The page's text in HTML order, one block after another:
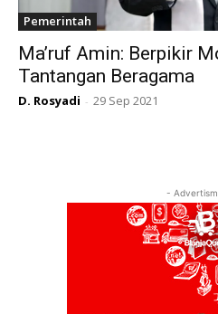
Pemerintah
Ma’ruf Amin: Berpikir
Tantangan Beragama
D. Rosyadi - 29 Sep 2021
-